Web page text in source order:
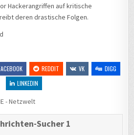
Hackerangriffen auf kritische
deren drastische Folgen.
REDDIT VK
DIGG
LINKEDIN
- Netzwelt
Sucher 1